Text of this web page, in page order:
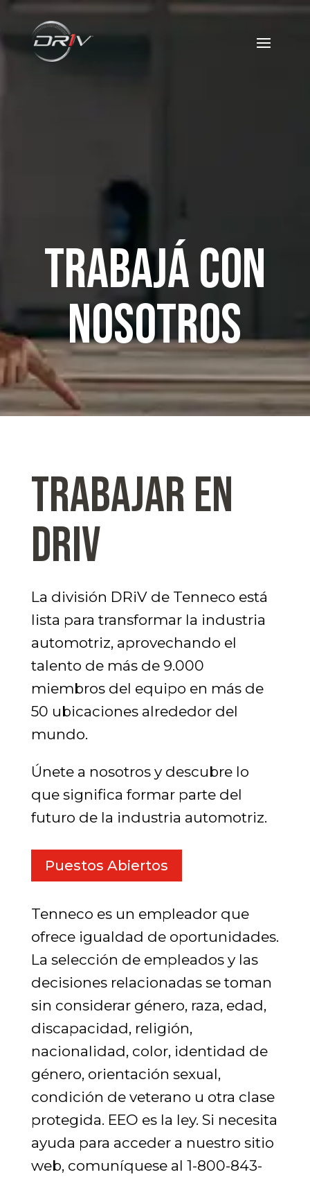
Trabajá con
nosotros
TRABAJAR EN
DRiV
La división DRiV de Tenneco está
lista para transformar la industria
automotriz, aprovechando el
talento de más de 9.000
miembros del equipo en más de
50 ubicaciones alrededor del
mundo.
Únete a nosotros y descubre lo
que significa formar parte del
futuro de la industria automotriz.
Puestos Abiertos
Tenneco es un empleador que
ofrece igualdad de oportunidades.
La selección de empleados y las
decisiones relacionadas se toman
sin considerar género, raza, edad,
discapacidad, religión,
nacionalidad, color, identidad de
género, orientación sexual,
condición de veterano u otra clase
protegida. EEO es la ley. Si necesita
ayuda para acceder a nuestro sitio
web, comuníquese al 1-800-843-